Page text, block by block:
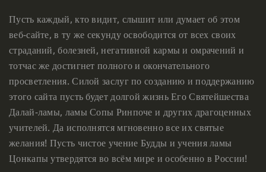
Пусть каждый, кто видит, слышит или думает об этом
веб-сайте, в ту же секунду освободится от всех своих
страданий, болезней, негативной кармы и омрачений и
тотчас же достигнет полного и окончательного
просветления. Силой заслуг по созданию и поддержанию
этого сайта пусть будет долгой жизнь Его Святейшества
Далай-ламы, ламы Сопы Ринпоче и других драгоценных
учителей. Да исполнятся мгновенно все их святые
желания! Пусть чистое учение Будды и учения ламы
Цонкапы утвердятся во всём мире и особенно в России!